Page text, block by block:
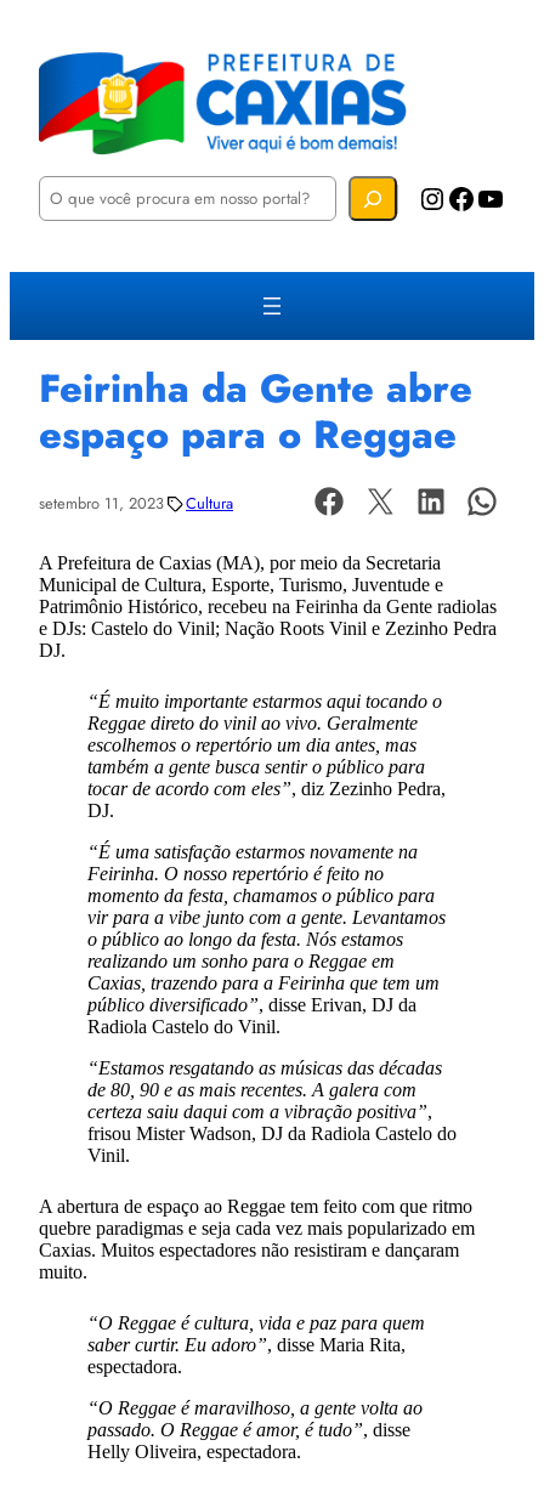
P
u
a
Instagram Facebook YouTube
Feirinha da Gente abre
espaço para o Reggae
setembro 11, 2023 Cultura
A Prefeitura de Caxias (MA), por meio da Secretaria
Municipal de Cultura, Esporte, Turismo, Juventude e
Patrimônio Histórico, recebeu na Feirinha da Gente radiolas
e DJs: Castelo do Vinil; Nação Roots Vinil e Zezinho Pedra
DJ.
“É muito importante estarmos aqui tocando o
Reggae direto do vinil ao vivo. Geralmente
escolhemos o repertório um dia antes, mas
também a gente busca sentir o público para
tocar de acordo com eles”, diz Zezinho Pedra,
DJ.
“É uma satisfação estarmos novamente na
Feirinha. O nosso repertório é feito no
momento da festa, chamamos o público para
vir para a vibe junto com a gente. Levantamos
o público ao longo da festa. Nós estamos
realizando um sonho para o Reggae em
Caxias, trazendo para a Feirinha que tem um
público diversificado”, disse Erivan, DJ da
Radiola Castelo do Vinil.
“Estamos resgatando as músicas das décadas
de 80, 90 e as mais recentes. A galera com
certeza saiu daqui com a vibração positiva”,
frisou Mister Wadson, DJ da Radiola Castelo do
Vinil.
A abertura de espaço ao Reggae tem feito com que ritmo
quebre paradigmas e seja cada vez mais popularizado em
Caxias. Muitos espectadores não resistiram e dançaram
muito.
“O Reggae é cultura, vida e paz para quem
saber curtir. Eu adoro”, disse Maria Rita,
espectadora.
“O Reggae é maravilhoso, a gente volta ao
passado. O Reggae é amor, é tudo”, disse
Helly Oliveira, espectadora.